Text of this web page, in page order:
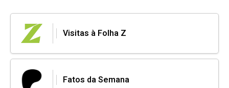
Visitas à Folha Z
Fatos da Semana